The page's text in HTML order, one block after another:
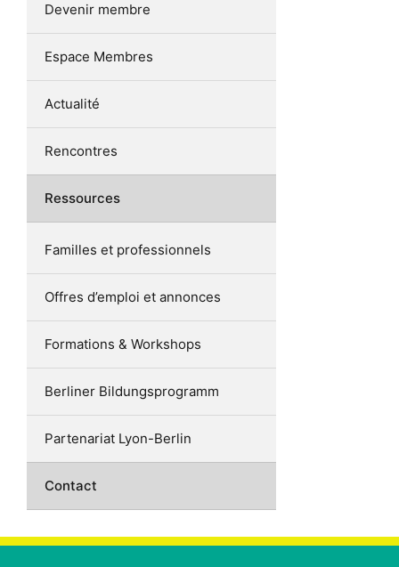
Devenir membre
Espace Membres
Actualité
Rencontres
Ressources
Familles et professionnels
Offres d’emploi et annonces
Formations & Workshops
Berliner Bildungsprogramm
Partenariat Lyon-Berlin
Contact